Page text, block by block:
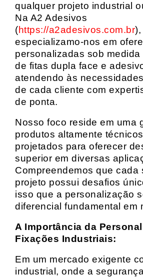
qualquer projeto industrial
Na A2 Adesivos
(https://a2adesivos.com.br),
especializamo-nos em
personalizadas sob medida
de fitas dupla face e
atendendo às
de cada cliente com
de ponta.
Nosso foco reside em uma
produtos altamente
projetados para oferecer
superior em diversas
Compreendemos que cada
projeto possui desafios
isso que a personalização
diferencial fundamental em
A Importância da
Fixações Industriais:
Em um mercado exigente
industrial, onde a